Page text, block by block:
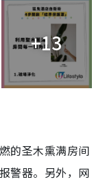
+13
的圣木熏满房间
警器。另外，网